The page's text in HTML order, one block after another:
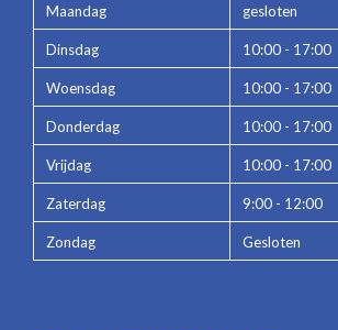
Maandag gesloten
Dinsdag 10:00 - 17:00
Woensdag 10:00 - 17:00
Donderdag 10:00 - 17:00
Vrijdag 10:00 - 17:00
Zaterdag 9:00 - 12:00
Zondag Gesloten